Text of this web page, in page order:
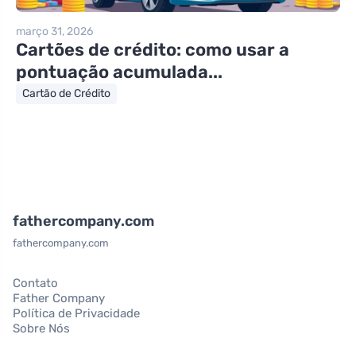
março 31, 2026
Cartões de crédito: como usar a
pontuação acumulada...
Cartão de Crédito
fathercompany.com
fathercompany.com
Contato
Father Company
Política de Privacidade
Sobre Nós